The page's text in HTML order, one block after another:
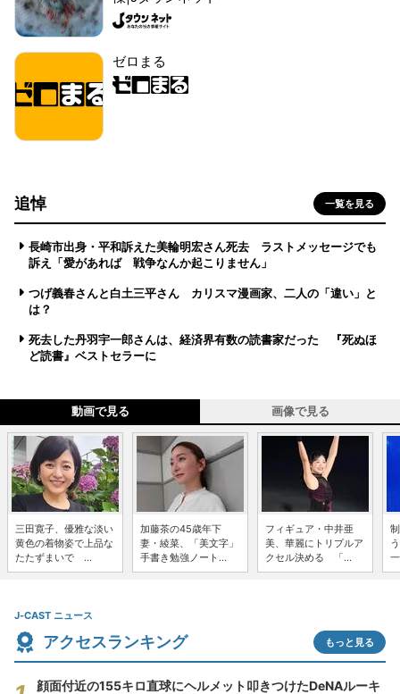
ゼロまる
追悼 一覧を見る
長崎市出身・平和訴えた美輪明宏さん死去 ラストメッセージでも
訴え「愛があれば 戦争なんか起こりません」
つげ義春さんと白土三平さん カリスマ漫画家、二人の「違い」と
は？
死去した丹羽宇一郎さんは、経済界有数の読書家だった 『死ぬほ
ど読書』ベストセラーに
動画で見る 画像で見る
三田寛子、優雅な淡い
黄色の着物姿で上品な
たたずまいで ...
加藤茶の45歳年下
妻・綾菜、「美文字」
手書き勉強ノート...
フィギュア・中井亜
美、華麗にトリプルア
クセル決める 「...
J-CAST ニュース
アクセスランキング もっと見る
顔面付近の155キロ直球にヘルメット叩きつけたDeNAルーキ